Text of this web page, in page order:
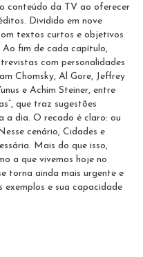
conteúdo da TV ao oferecer
Dividido em nove
textos curtos e objetivos
Ao fim de cada capítulo,
com personalidades
Chomsky, Al Gore, Jeffrey
e Achim Steiner, entre
que traz sugestões
a dia. O recado é claro: ou
cenário, Cidades e
Mais do que isso,
a que vivemos hoje no
torna ainda mais urgente e
e sua capacidade